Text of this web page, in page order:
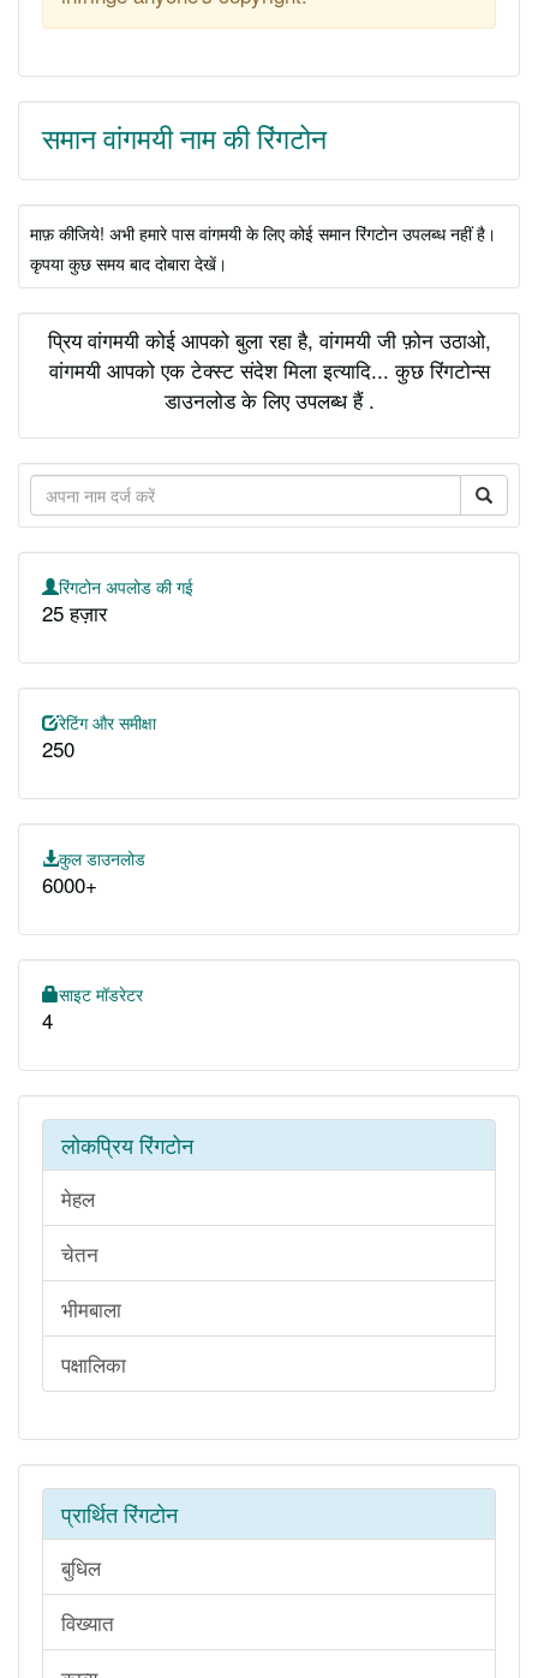
समान वांगमयी नाम की रिंगटोन
माफ़ कीजिये! अभी हमारे पास वांगमयी के लिए कोई समान रिंगटोन उपलब्ध नहीं है।
कृपया कुछ समय बाद दोबारा देखें।
प्रिय वांगमयी कोई आपको बुला रहा है, वांगमयी जी फ़ोन उठाओ,
वांगमयी आपको एक टेक्स्ट संदेश मिला इत्यादि... कुछ रिंगटोन्स
डाउनलोड के लिए उपलब्ध हैं .
रिंगटोन अपलोड की गई
25 हज़ार
रेटिंग और समीक्षा
250
कुल डाउनलोड
6000+
साइट मॉडरेटर
4
लोकप्रिय रिंगटोन
मेहल
चेतन
भीमबाला
पक्षालिका
प्रार्थित रिंगटोन
बुधिल
विख्यात